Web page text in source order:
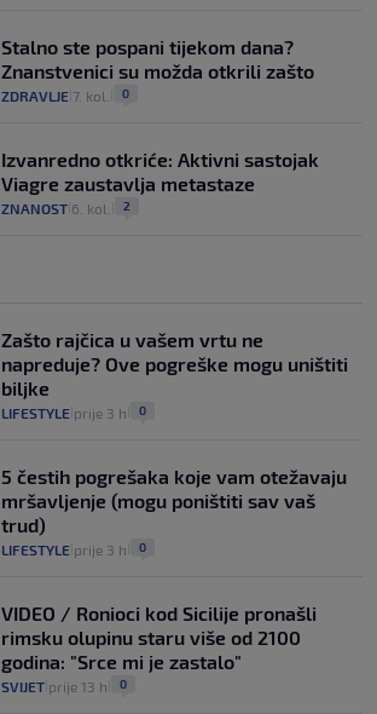
Stalno ste pospani tijekom dana?
Znanstvenici su možda otkrili zašto
ZDRAVLJE 7. kol. 0
Izvanredno otkriće: Aktivni sastojak
Viagre zaustavlja metastaze
ZNANOST 6. kol. 2
Zašto rajčica u vašem vrtu ne
napreduje? Ove pogreške mogu uništiti
biljke
LIFESTYLE prije 3 h 0
5 čestih pogrešaka koje vam otežavaju
mršavljenje (mogu poništiti sav vaš
trud)
LIFESTYLE prije 3 h 0
VIDEO / Ronioci kod Sicilije pronašli
rimsku olupinu staru više od 2100
godina: "Srce mi je zastalo"
SVIJET prije 13 h 0